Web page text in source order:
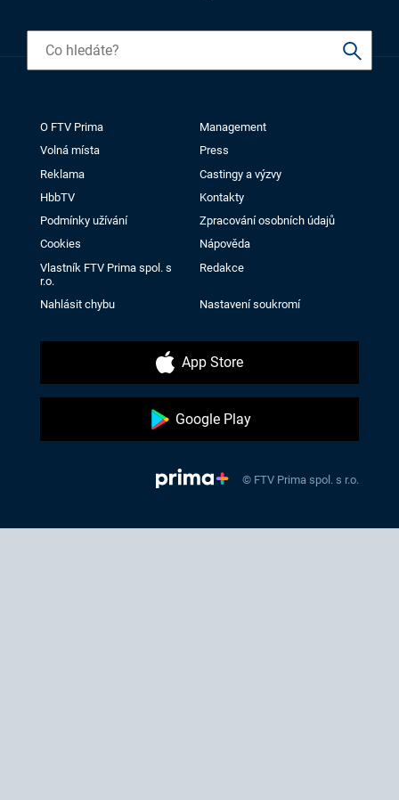
O FTV Prima
Management
Volná místa
Press
Reklama
Castingy a výzvy
HbbTV
Kontakty
Podmínky užívání
Zpracování osobních údajů
Cookies
Nápověda
Vlastník FTV Prima spol. s
r.o.
Redakce
Nahlásit chybu Nastavení soukromí
App Store
Google Play
© FTV Prima spol. s r.o.